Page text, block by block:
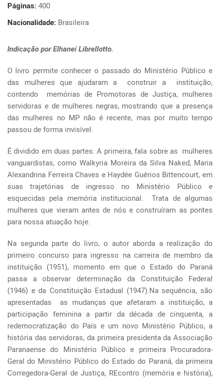
Páginas: 400
Nacionalidade: Brasileira
Indicação por Elhanei Librellotto.
O livro permite conhecer o passado do Ministério Público e
das mulheres que ajudaram a construir a instituição,
contendo memórias de Promotoras de Justiça, mulheres
servidoras e de mulheres negras, mostrando que a presença
das mulheres no MP não é recente, mas por muito tempo
passou de forma invisível.
É dividido em duas partes: A primeira, fala sobre as mulheres
vanguardistas, como Walkyria Moreira da Silva Naked, Maria
Alexandrina Ferreira Chaves e Haydée Guérios Bittencourt, em
suas trajetórias de ingresso no Ministério Público e
esquecidas pela memória institucional. Trata de algumas
mulheres que vieram antes de nós e construíram as pontes
para nossa atuação hoje.
Na segunda parte do livro, o autor aborda a realização do
primeiro concurso para ingresso na carreira de membro da
instituição (1951), momento em que o Estado do Paraná
passa a observar determinação da Constituição Federal
(1946) e da Constituição Estadual (1947).Na sequência, são
apresentadas as mudanças que afetaram a instituição, a
participação feminina a partir da década de cinquenta, a
redemocratização do País e um novo Ministério Público, a
história das servidoras, da primeira presidenta da Associação
Paranaense do Ministério Público e primeira Procuradora-
Geral do Ministério Público do Estado do Paraná, da primeira
Corregedora-Geral de Justiça, REcontro (memória e história),